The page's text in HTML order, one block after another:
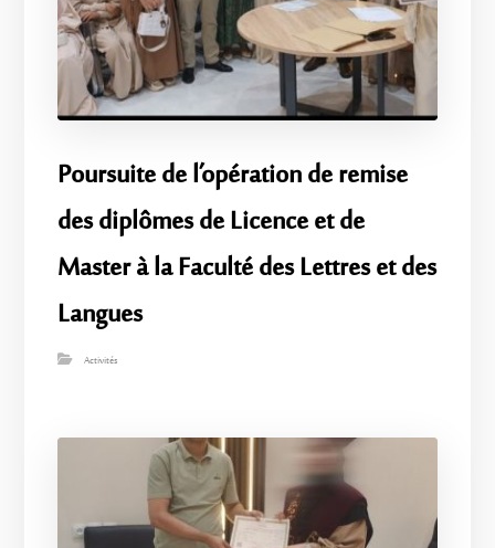
​Poursuite de l’opération de remise
des diplômes de Licence et de
Master à la Faculté des Lettres et des
Langues
Activités